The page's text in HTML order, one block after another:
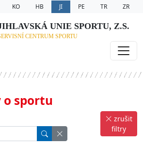
KO HB JI PE TR ZR
UNIE SPORTU, Z.S.
CENTRUM SPORTU
o sportu
zrušit
filtry